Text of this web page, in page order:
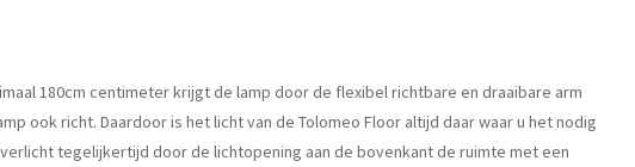
180cm centimeter krijgt de lamp door de flexibel richtbare en draaibare arm
richt. Daardoor is het licht van de Tolomeo Floor altijd daar waar u het nodig
tegelijkertijd door de lichtopening aan de bovenkant de ruimte met een